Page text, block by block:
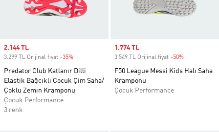
Sale price
2.144 TL
3.299 TL Orijinal fiyat -35%
Predator Club Katlanır Dilli
Elastik Bağcıklı Çocuk Çim Saha/
Çoklu Zemin Kramponu
Çocuk Performance
3 renk
Sale price
1.774 TL
3.549 TL Orijinal fiyat -50%
F50 League Messi Kids Halı Saha
Kramponu
Çocuk Performance